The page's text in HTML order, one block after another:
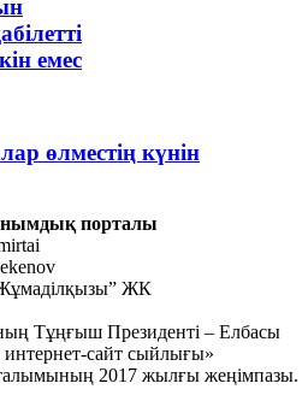
емес
өлместің күнін
порталы
ЖК
Тұңғыш Президенті – Елбасы
интернет-сайт сыйлығы»
2017 жылғы жеңімпазы.